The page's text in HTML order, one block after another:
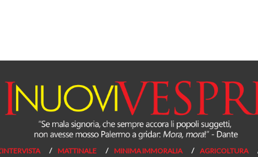
MATTINALE MINIMA IMMORALIA AGRICOLTURA